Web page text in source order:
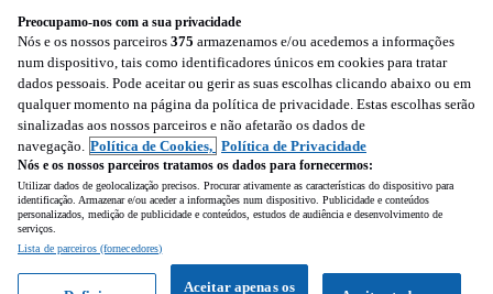
Experimenta a aplicação
Preocupamo-nos com a sua privacidade
Nós e os nossos parceiros 375 armazenamos e/ou acedemos a informações
num dispositivo, tais como identificadores únicos em cookies para tratar
dados pessoais. Pode aceitar ou gerir as suas escolhas clicando abaixo ou em
qualquer momento na página da política de privacidade. Estas escolhas serão
sinalizadas aos nossos parceiros e não afetarão os dados de
navegação. Política de Cookies, Política de Privacidade
Nós e os nossos parceiros tratamos os dados para fornecermos:
Utilizar dados de geolocalização precisos. Procurar ativamente as características do dispositivo para
identificação. Armazenar e/ou aceder a informações num dispositivo. Publicidade e conteúdos
personalizados, medição de publicidade e conteúdos, estudos de audiência e desenvolvimento de
serviços.
Lista de parceiros (fornecedores)
Aceitar apenas os